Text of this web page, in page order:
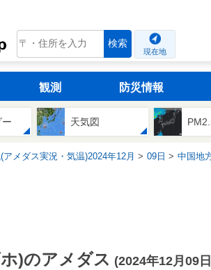
tenki.jp 検索
現在地
観測 防災情報
天気図
アメダス実況・気温)2024年12月 09日 中国地
)のアメダス (2024年12月09